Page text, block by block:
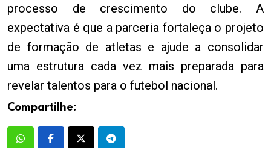
processo de crescimento do clube. A
expectativa é que a parceria fortaleça o projeto
de formação de atletas e ajude a consolidar
uma estrutura cada vez mais preparada para
revelar talentos para o futebol nacional.
Compartilhe: